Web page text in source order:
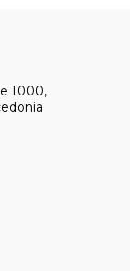
1000,